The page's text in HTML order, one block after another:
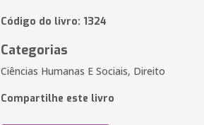
Código do livro: 1324
Categorias
Ciências Humanas E Sociais, Direito
Compartilhe este livro